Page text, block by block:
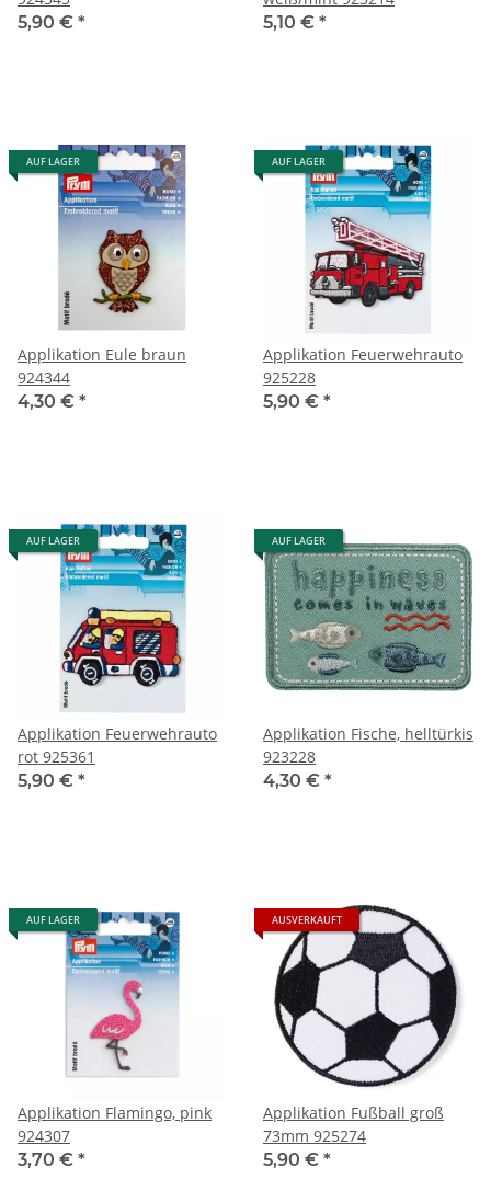
5,90 € *
5,10 € *
AUF LAGER
Applikation Eule braun
924344
4,30 € *
AUF LAGER
Applikation Feuerwehrauto
925228
5,90 € *
AUF LAGER
Applikation Feuerwehrauto
rot 925361
5,90 € *
AUF LAGER
Applikation Fische, helltürkis
923228
4,30 € *
AUF LAGER
Applikation Flamingo, pink
924307
3,70 € *
AUSVERKAUFT
Applikation Fußball groß
73mm 925274
5,90 € *